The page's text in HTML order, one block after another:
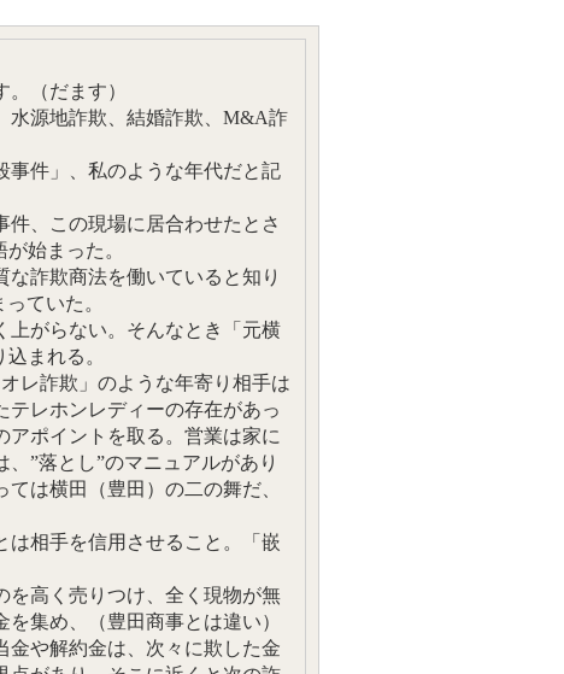
（だます）
水源地詐欺、結婚詐欺、M&A詐
事件」、私のような年代だと記
、この現場に居合わせたとさ
始まった。
詐欺商法を働いていると知り
ていた。
上がらない。そんなとき「元横
まれる。
レ詐欺」のような年寄り相手は
レホンレディーの存在があっ
アポイントを取る。営業は家に
”落とし”のマニュアルがあり
は横田（豊田）の二の舞だ、
は相手を信用させること。「嵌
を高く売りつけ、全く現物が無
集め、（豊田商事とは違い）
金や解約金は、次々に欺した金